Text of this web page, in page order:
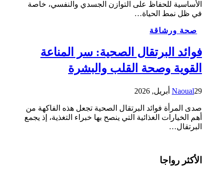
الأساسية للحفاظ على التوازن الجسدي والنفسي، خاصة
في ظل نمط الحياة…
صحة ورشاقة
فوائد البرتقال الصحية: سر المناعة
القوية وصحة القلب والبشرة
Naoual29 أبريل, 2026
صدى المرأة فوائد البرتقال الصحية تجعل هذه الفاكهة من
أهم الخيارات الغذائية التي ينصح بها خبراء التغذية، إذ يجمع
البرتقال…
الأكثر رواجا